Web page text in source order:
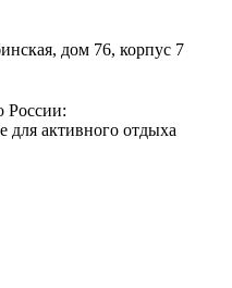
дом 76, корпус 7
России:
для активного отдыха